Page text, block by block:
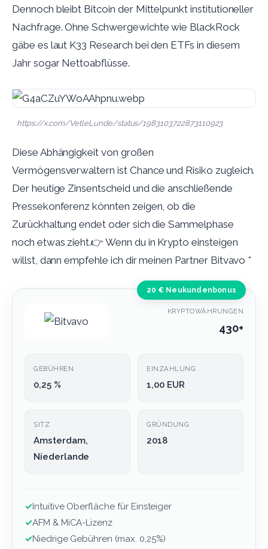
Dennoch bleibt Bitcoin der Mittelpunkt institutioneller
Nachfrage. Ohne Schwergewichte wie BlackRock
gäbe es laut K33 Research bei den ETFs in diesem
Jahr sogar Nettoabflüsse.
https://x.com/VetleLunde/status/1983103722873110923
Diese Abhängigkeit von großen
Vermögensverwaltern ist Chance und Risiko zugleich.
Der heutige Zinsentscheid und die anschließende
Pressekonferenz könnten zeigen, ob die
Zurückhaltung endet oder sich die Sammelphase
noch etwas zieht.👉 Wenn du in Krypto einsteigen
willst, dann empfehle ich dir meinen Partner Bitvavo *
20 € Neukundenbonus
KRYPTOWÄHRUNGEN
430+
GEBÜHREN
0,25 %
EINZAHLUNG
1,00 EUR
SITZ
Amsterdam,
Niederlande
GRÜNDUNG
2018
✓Intuitive Oberfläche für Einsteiger
✓AFM & MiCA-Lizenz
✓Niedrige Gebühren (max. 0,25%)